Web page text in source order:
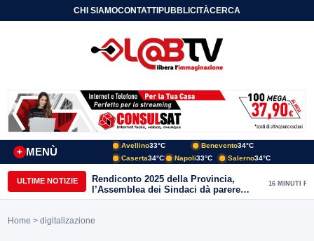
CHI SIAMOCONTATTIPUBBLICITÀCERCA
MENÙ
+
Avellino33°C Benevento34°C
Caserta34°C Napoli33°C Salerno34°C
ULTIME NOTIZIE
Rendiconto 2025 della Provincia,
l’Assemblea dei Sindaci dà parere
favorevole all’unanimità
16 MINUTI FA
Home > digitalizazione